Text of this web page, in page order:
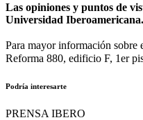
Las opiniones y puntos de
Universidad Iberoamericana.
Para mayor información
Reforma 880, edificio F, 1er
Podría interesarte
PRENSA IBERO